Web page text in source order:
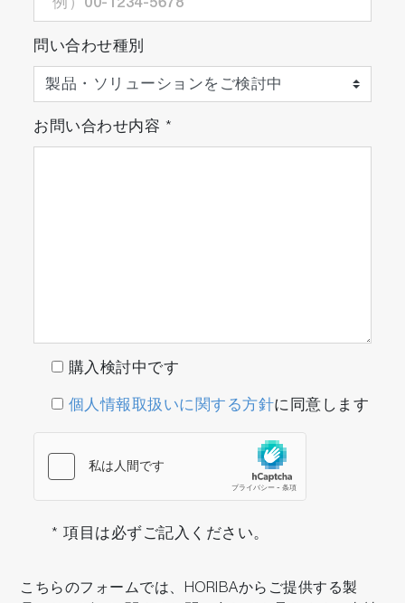
問い合わせ種別
お問い合わせ内容 *
購入検討中です
個人情報取扱いに関する方針に同意します
* 項目は必ずご記入ください。
こちらのフォームでは、HORIBAからご提供する製